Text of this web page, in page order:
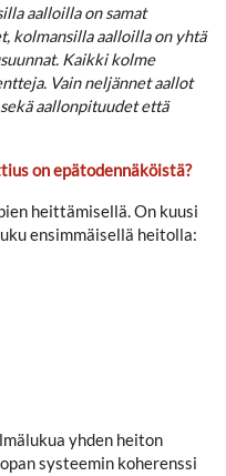
aalloilla on samat
kolmansilla aalloilla on yhtä
Kaikki kolme
Vain neljännet aallot
aallonpituudet että
on epätodennäköistä?
heittämisellä. On kuusi
ensimmäisellä heitolla:
yhden heiton
systeemin koherenssi